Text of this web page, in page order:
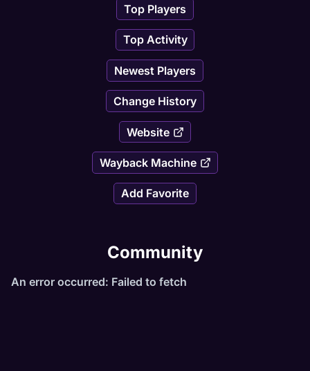
- Hunts Gnomproma e Marapur;
===============================
Trabalhamos com EXP por stagios
===============================
Top Players
Top Activity
Newest Players
Change History
Website
Wayback Machine
Add Favorite
Community